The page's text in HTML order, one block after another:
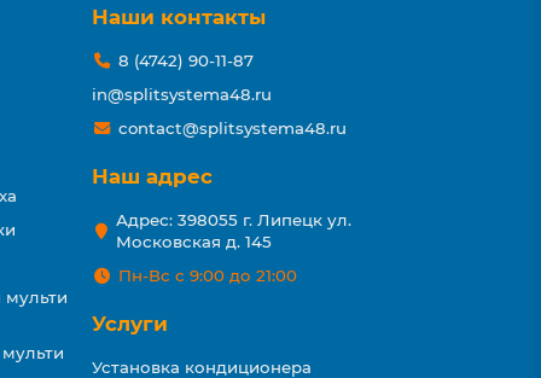
мульти
Наши контакты
8 (4742) 90-11-87
in@splitsystema48.ru
contact@splitsystema48.ru
Наш адрес
Адрес: 398055 г. Липецк ул.
Московская д. 145
Пн-Вс с 9:00 до 21:00
Услуги
Установка кондиционера